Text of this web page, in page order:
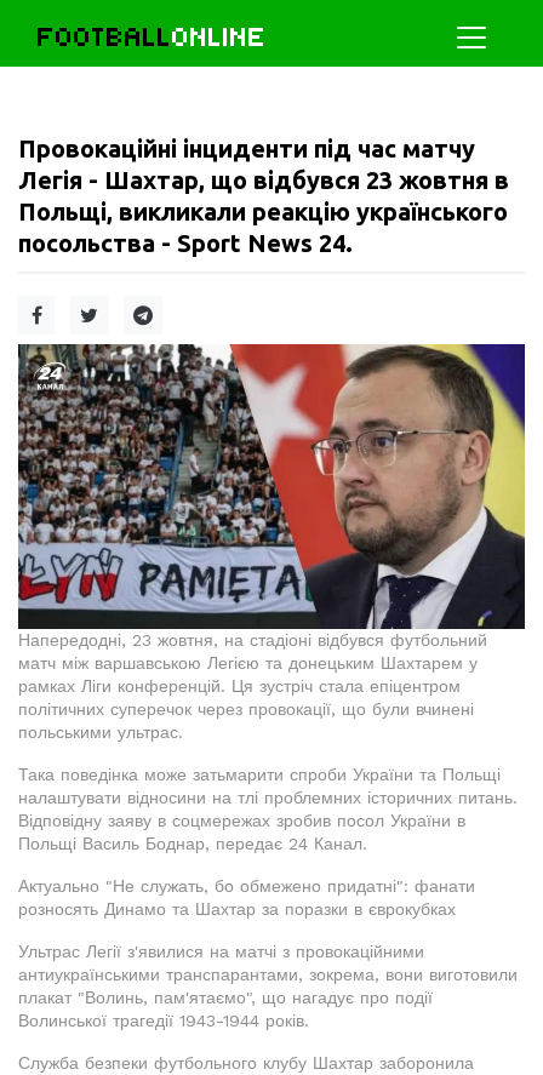
FOOTBALLONLINE
Провокаційні інциденти під час матчу
Легія - Шахтар, що відбувся 23 жовтня в
Польщі, викликали реакцію українського
посольства - Sport News 24.
Напередодні, 23 жовтня, на стадіоні відбувся футбольний
матч між варшавською Легією та донецьким Шахтарем у
рамках Ліги конференцій. Ця зустріч стала епіцентром
політичних суперечок через провокації, що були вчинені
польськими ультрас.
Така поведінка може затьмарити спроби України та Польщі
налаштувати відносини на тлі проблемних історичних питань.
Відповідну заяву в соцмережах зробив посол України в
Польщі Василь Боднар, передає 24 Канал.
Актуально "Не служать, бо обмежено придатні": фанати
розносять Динамо та Шахтар за поразки в єврокубках
Ультрас Легії з'явилися на матчі з провокаційними
антиукраїнськими транспарантами, зокрема, вони виготовили
плакат "Волинь, пам'ятаємо", що нагадує про події
Волинської трагедії 1943-1944 років.
Служба безпеки футбольного клубу Шахтар заборонила